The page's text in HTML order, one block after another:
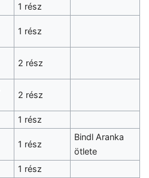
1 rész
1 rész
2 rész
2 rész
1 rész
1 rész
Bindl Aranka
ötlete
1 rész